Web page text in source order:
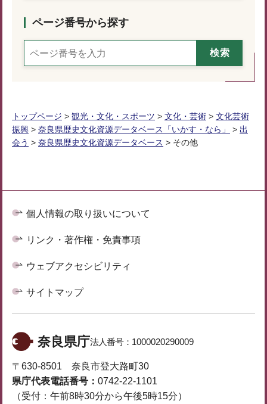
ページ番号から探す
トップページ > 観光・文化・スポーツ > 文化・芸術 > 文化芸術
振興 > 奈良県歴史文化資源データベース「いかす・なら」 > 出
会う > 奈良県歴史文化資源データベース > その他
個人情報の取り扱いについて
リンク・著作権・免責事項
ウェブアクセシビリティ
サイトマップ
奈良県庁法人番号： 1000020290009
〒630-8501 奈良市登大路町30
県庁代表電話番号： 0742-22-1101
（受付：午前8時30分から午後5時15分）